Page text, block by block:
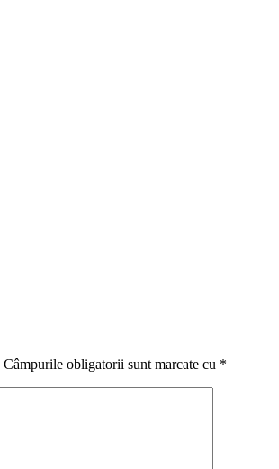
Câmpurile obligatorii sunt marcate cu *